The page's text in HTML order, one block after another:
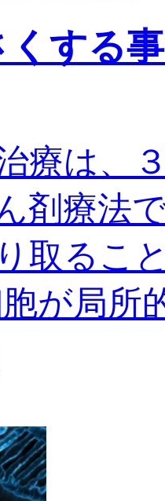
くする
療は、
剤療法
取るこ
が局所